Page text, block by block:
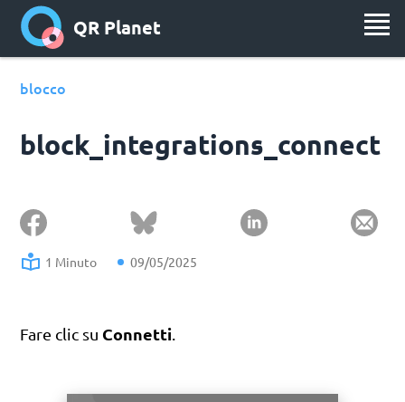
QR Planet
blocco
block_integrations_connect
1 Minuto 09/05/2025
Fare clic su Connetti